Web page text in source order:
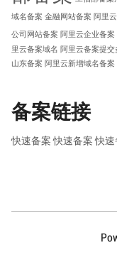
域名备案 金融网站备案 阿里
公司网站备案 阿里云企业备案
里云备案域名 阿里云备案提交
山东备案 阿里云新增域名备案
备案链接
快速备案 快速备案 快速